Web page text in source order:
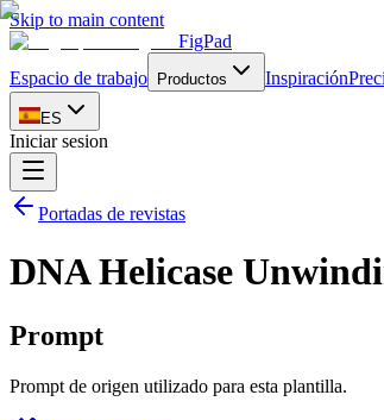
Skip to main content
FigPad
Espacio de trabajo
Productos Inspiración
ES
Iniciar sesion
Portadas de revistas
DNA Helicase
Prompt
Prompt de origen utilizado para esta plantilla.